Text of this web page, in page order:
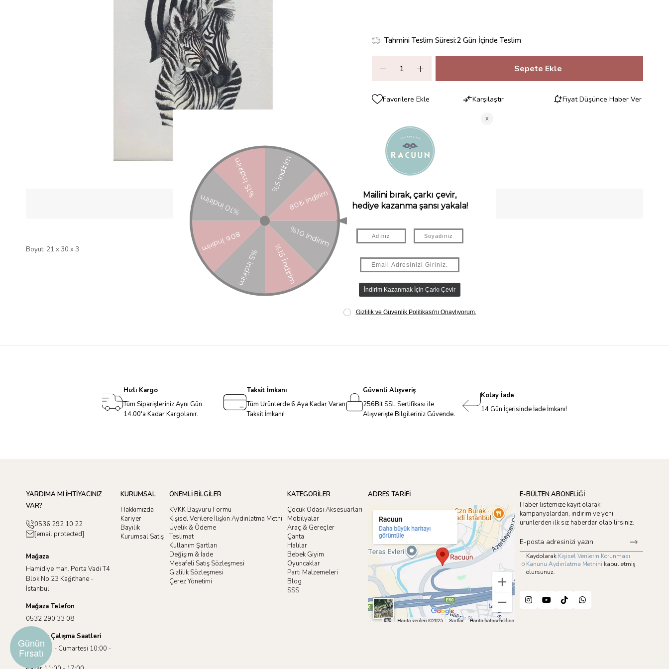
Tahmini Teslim Süresi:2 Gün İçinde Teslim
Favorilere Ekle Karşılaştır Fiyat Düşünce Haber Ver
ÜRÜN ÖZELLIKLERI YORUMLAR(0) ÖDEME SEÇENEKLERIÜRÜN ÖNERILERI
Boyut: 21 x 30 x 3
Hızlı Kargo
Tüm Siparişleriniz Aynı Gün
14.00'a Kadar Kargolanır.
Taksit İmkanı
Tüm Ürünlerde 6 Aya Kadar Varan
Taksit İmkanı!
Güvenli Alışveriş
256Bit SSL Sertifikası ile
Alışverişte Bilgileriniz Güvende.
Kolay İade
14 Gün İçerisinde İade İmkanı!
YARDIMA MI İHTİYACINIZ
VAR?
0536 292 10 22
[email protected]
Mağaza
Hamidiye mah. Porta Vadi T4
Blok No:23 Kağıthane -
İstanbul
Mağaza Telefon
0532 290 33 08
Mağaza Çalışma Saatleri
Pazartesi - Cumartesi 10:00 -
19:00
KURUMSAL
Hakkımızda
Kariyer
Bayilik
Kurumsal Satış
ÖNEMLİ BİLGİLER
KVKK Başvuru Formu
Kişisel Verilere İlişkin Aydınlatma Metni
Üyelik & Ödeme
Teslimat
Kullanım Şartları
Değişim & İade
Mesafeli Satış Sözleşmesi
Gizlilik Sözleşmesi
Çerez Yönetimi
KATEGORİLER
Çocuk Odası Aksesuarları
Mobilyalar
Araç & Gereçler
Çanta
Halılar
Bebek Giyim
Oyuncaklar
Parti Malzemeleri
Blog
SSS
ADRES TARİFİ
E-BÜLTEN ABONELİĞİ
Haber listemize kayıt olarak
kampanyalardan, indirim ve yeni
ürünlerden ilk siz haberdar olabilirsiniz.
Kaydolarak Kişisel Verilerin Korunması
Kanunu Aydınlatma Metnini kabul etmiş
olursunuz.
Günün
Fırsatı